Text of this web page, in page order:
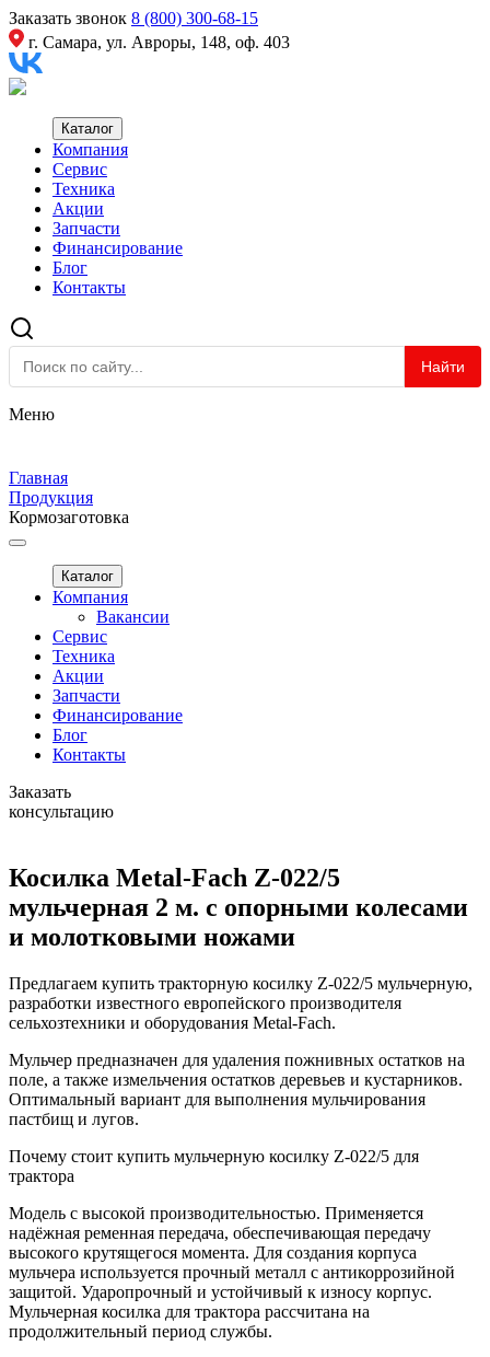
Заказать звонок 8 (800) 300-68-15
г. Самара, ул. Авроры, 148, оф. 403
Каталог
Компания
Сервис
Техника
Акции
Запчасти
Финансирование
Блог
Контакты
Найти
Меню
Главная
Продукция
Кормозаготовка
Каталог
Компания
Вакансии
Сервис
Техника
Акции
Запчасти
Финансирование
Блог
Контакты
Заказать
консультацию
Косилка Metal-Fach Z-022/5
мульчерная 2 м. с опорными колесами
и молотковыми ножами
Предлагаем купить тракторную косилку Z-022/5 мульчерную,
разработки известного европейского производителя
сельхозтехники и оборудования Metal-Fach.
Мульчер предназначен для удаления пожнивных остатков на
поле, а также измельчения остатков деревьев и кустарников.
Оптимальный вариант для выполнения мульчирования
пастбищ и лугов.
Почему стоит купить мульчерную косилку Z-022/5 для
трактора
Модель с высокой производительностью. Применяется
надёжная ременная передача, обеспечивающая передачу
высокого крутящегося момента. Для создания корпуса
мульчера используется прочный металл с антикоррозийной
защитой. Ударопрочный и устойчивый к износу корпус.
Мульчерная косилка для трактора рассчитана на
продолжительный период службы.